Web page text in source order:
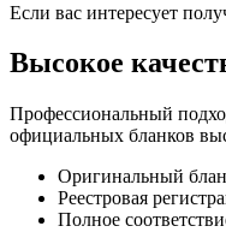
Если вас интересует
Высокое
Профессиональный
официальных бланков
Оригинальный
Реестровая
Полное